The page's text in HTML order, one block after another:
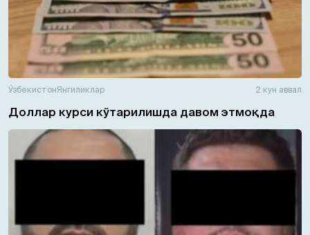
ЎзбекистонЯнгиликлар 2 кун аввал
Доллар курси кўтарилишда давом этмоқда